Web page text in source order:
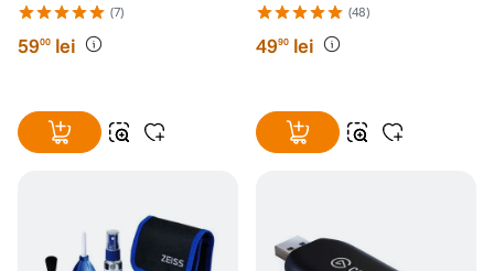
(7)
5900 lei
(48)
4990 lei